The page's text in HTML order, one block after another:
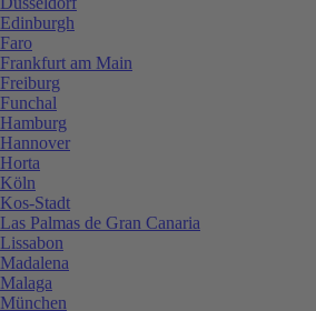
Edinburgh
Faro
Frankfurt am Main
Freiburg
Funchal
Hamburg
Hannover
Horta
Köln
Kos-Stadt
Las Palmas de Gran Canaria
Lissabon
Madalena
Malaga
München